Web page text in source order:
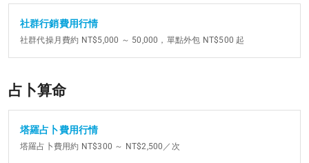
社群行銷費用行情
社群代操月費約 NT$5,000 ～ 50,000，單點外包 NT$500 起
占卜算命
塔羅占卜費用行情
塔羅占卜費用約 NT$300 ～ NT$2,500／次